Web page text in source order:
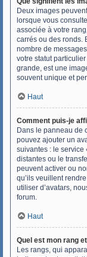
Deux images
lorsque vous
associée à votre
carrés ou des ronds.
nombre de
votre statut
grande, est une
souvent unique et
Haut
Comment puis-je
Dans le panneau de
pouvez ajouter un
suivantes : le service
distantes ou le
peuvent activer ou
qu’ils veuillent
utiliser d’avatars,
forum.
Haut
Quel est mon rang
Les rangs, qui